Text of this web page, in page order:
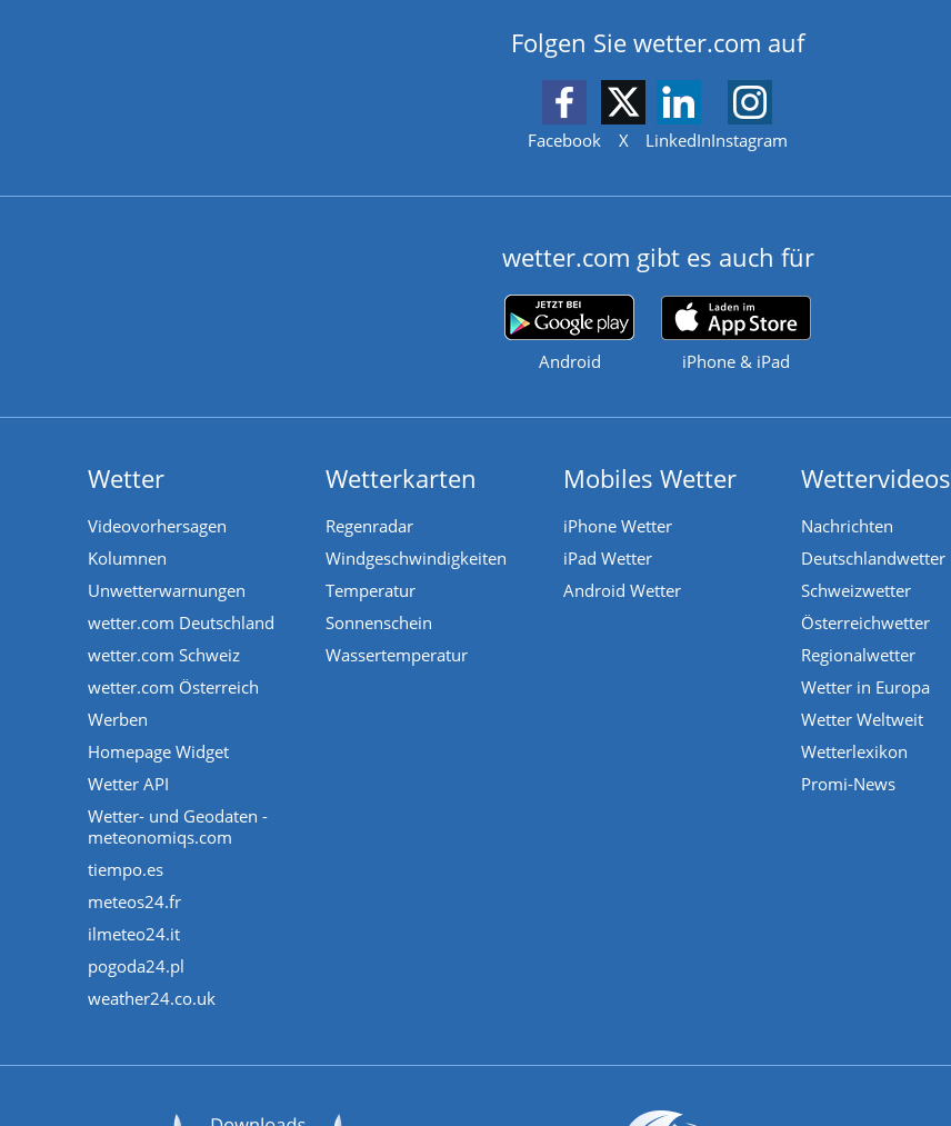
Folgen Sie wetter.com auf
Facebook X LinkedInInstagram
wetter.com gibt es auch für
Android iPhone & iPad
Wetter
Videovorhersagen
Kolumnen
Unwetterwarnungen
wetter.com Deutschland
wetter.com Schweiz
wetter.com Österreich
Werben
Homepage Widget
Wetter API
Wetter- und Geodaten -
meteonomiqs.com
tiempo.es
meteos24.fr
ilmeteo24.it
pogoda24.pl
weather24.co.uk
Wetterkarten
Regenradar
Windgeschwindigkeiten
Temperatur
Sonnenschein
Wassertemperatur
Mobiles Wetter
iPhone Wetter
iPad Wetter
Android Wetter
Wettervideos
Nachrichten
Deutschlandwetter
Schweizwetter
Österreichwetter
Regionalwetter
Wetter in Europa
Wetter Weltweit
Wetterlexikon
Promi-News